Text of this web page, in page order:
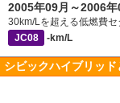
2005年09月～2006
30km/Lを超える低燃費セ
JC08
-km/L
シビックハイブリッ